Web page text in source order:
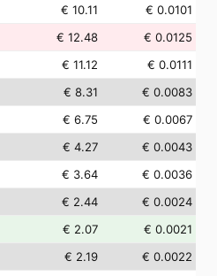
€ 10.11
€ 0.0101
€ 12.48
€ 0.0125
€ 11.12
€ 0.0111
€ 8.31
€ 0.0083
€ 6.75
€ 0.0067
€ 4.27
€ 0.0043
€ 3.64
€ 0.0036
€ 2.44
€ 0.0024
€ 2.07
€ 0.0021
€ 2.19
€ 0.0022